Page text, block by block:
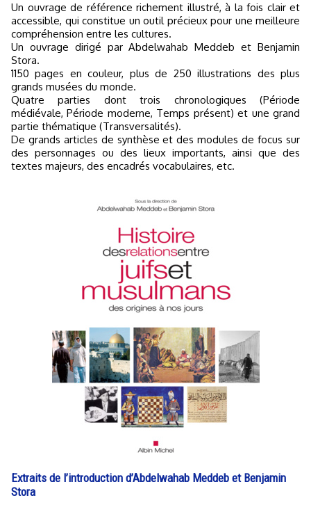
Un ouvrage de référence richement illustré, à la fois clair et
accessible, qui constitue un outil précieux pour une meilleure
compréhension entre les cultures.
Un ouvrage dirigé par Abdelwahab Meddeb et Benjamin
Stora.
1150 pages en couleur, plus de 250 illustrations des plus
grands musées du monde.
Quatre parties dont trois chronologiques (Période
médiévale, Période moderne, Temps présent) et une grand
partie thématique (Transversalités).
De grands articles de synthèse et des modules de focus sur
des personnages ou des lieux importants, ainsi que des
textes majeurs, des encadrés vocabulaires, etc.
Extraits de l’introduction d’Abdelwahab Meddeb et Benjamin
Stora